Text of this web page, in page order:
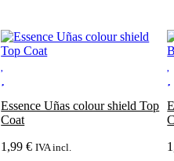
Essence Uñas colour shield Top
Coat
1,99€ IVA incl.